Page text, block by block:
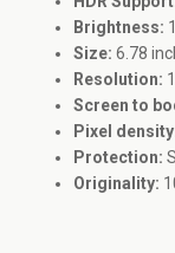
Brightness:
Size: 6.78
Resolution:
Screen to
Pixel
Protection:
Originality: